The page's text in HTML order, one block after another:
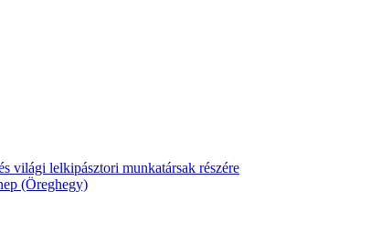
világi lelkipásztori munkatársak részére
(Öreghegy)